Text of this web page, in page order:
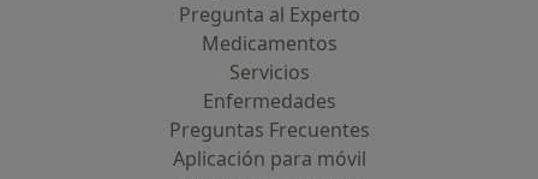
Pregunta al Experto
Medicamentos
Servicios
Enfermedades
Preguntas Frecuentes
Aplicación para móvil